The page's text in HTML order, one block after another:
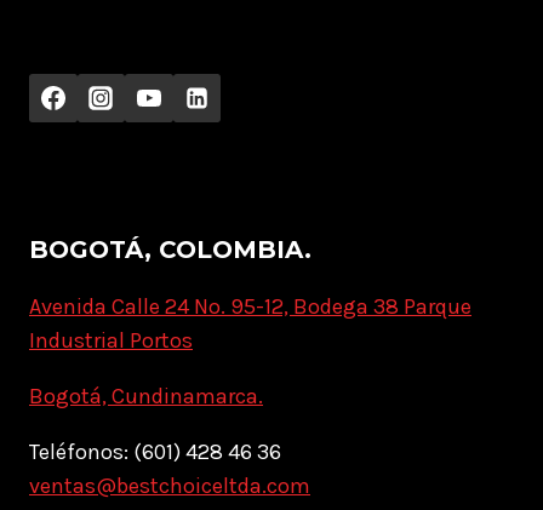
BOGOTÁ, COLOMBIA.
Avenida Calle 24 No. 95-12, Bodega 38 Parque
Industrial Portos
Bogotá, Cundinamarca.
Teléfonos: (601) 428 46 36
ventas@bestchoiceltda.com